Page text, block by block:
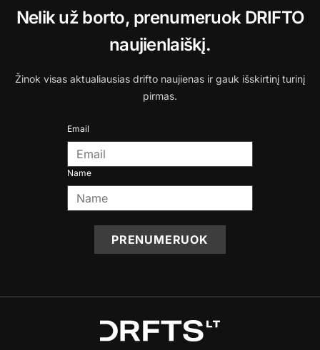
Nelik už borto, prenumeruok DRIFTO
naujienlaiškį.
Žinok visas aktualiausias drifto naujienas ir gauk išskirtinį turinį
pirmas.
Email
Name
PRENUMERUOK